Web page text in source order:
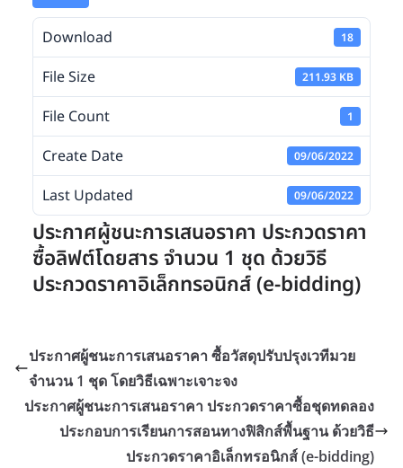
Download 18
File Size 211.93 KB
File Count 1
Create Date 09/06/2022
Last Updated 09/06/2022
ประกาศผู้ชนะการเสนอราคา ประกวดราคา
ซื้อลิฟต์โดยสาร จำนวน 1 ชุด ด้วยวิธี
ประกวดราคาอิเล็กทรอนิกส์ (e-bidding)
ประกาศผู้ชนะการเสนอราคา ซื้อวัสดุปรับปรุงเวทีมวย
จำนวน 1 ชุด โดยวิธีเฉพาะเจาะจง
ประกาศผู้ชนะการเสนอราคา ประกวดราคาซื้อชุดทดลอง
ประกอบการเรียนการสอนทางฟิสิกส์พื้นฐาน ด้วยวิธี
ประกวดราคาอิเล็กทรอนิกส์ (e-bidding)